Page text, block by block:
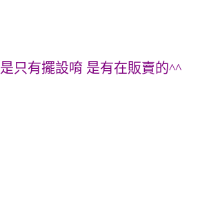
只有擺設唷 是有在販賣的^^